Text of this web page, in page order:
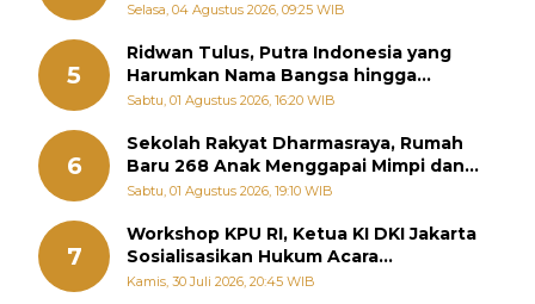
Selasa, 04 Agustus 2026, 09:25 WIB
5
Ridwan Tulus, Putra Indonesia yang
Harumkan Nama Bangsa hingga
Diabadikan dalam Buku Jepang
Sabtu, 01 Agustus 2026, 16:20 WIB
6
Sekolah Rakyat Dharmasraya, Rumah
Baru 268 Anak Menggapai Mimpi dan
Memutus Rantai Kemiskinan
Sabtu, 01 Agustus 2026, 19:10 WIB
7
Workshop KPU RI, Ketua KI DKI Jakarta
Sosialisasikan Hukum Acara
Penyelesaian Sengketa Informasi Publik
Kamis, 30 Juli 2026, 20:45 WIB